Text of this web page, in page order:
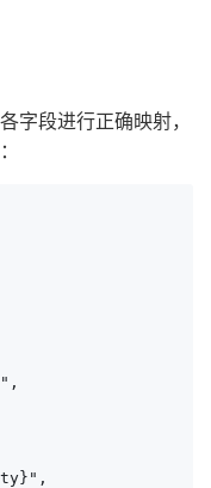
字段进行正确映射，